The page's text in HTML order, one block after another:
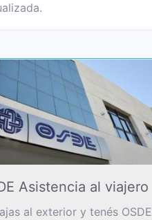
Asistencia al viajero
al exterior y tenés OSDE